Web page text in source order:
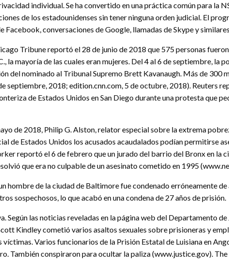
individual. Se ha convertido en una práctica común para la
de los estadounidenses sin tener ninguna orden judicial. El
conversaciones de Google, llamadas de Skype y
Tribune reportó el 28 de junio de 2018 que 575 personas
mayoría de las cuales eran mujeres. Del 4 al 6 de septiembre, la
del nominado al Tribunal Supremo Brett Kavanaugh. Más de 300
septiembre, 2018; edition.cnn.com, 5 de octubre, 2018). Reuters
de Estados Unidos en San Diego durante una protesta que
de 2018, Philip G. Alston, relator especial sobre la extrema
de Estados Unidos los acusados acaudalados podían permitirse
reportó el 6 de febrero que un jurado del barrio del Bronx en la
que era no culpable de un asesinato cometido en 1995
hombre de la ciudad de Baltimore fue condenado erróneamente
sospechosos, lo que acabó en una condena de 27 años de prisión.
Según las noticias reveladas en la página web del Departamento
Kindley cometió varios asaltos sexuales sobre prisioneras y
Varios funcionarios de la Prisión Estatal de Luisiana en
También conspiraron para ocultar la paliza (www.justice.gov).